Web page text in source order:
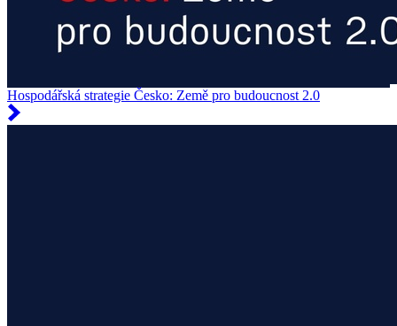
Hospodářská strategie Česko: Země pro budoucnost 2.0